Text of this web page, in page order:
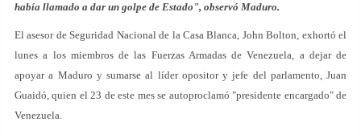
había llamado a dar un golpe de Estado", observó Maduro.
El asesor de Seguridad Nacional de la Casa Blanca, John Bolton, exhortó el
lunes a los miembros de las Fuerzas Armadas de Venezuela, a dejar de
apoyar a Maduro y sumarse al líder opositor y jefe del parlamento, Juan
Guaidó, quien el 23 de este mes se autoproclamó "presidente encargado" de
Venezuela.